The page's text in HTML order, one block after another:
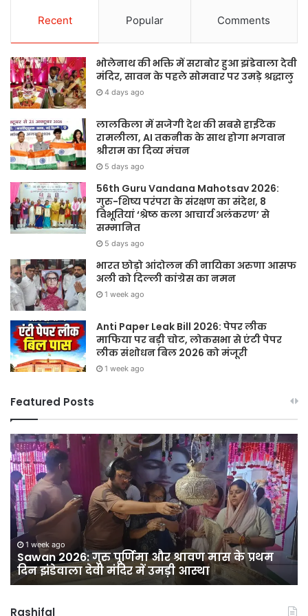
Recent Popular Comments
भोलेनाथ की भक्ति में सराबोर हुआ झंडेवाला देवी
मंदिर, सावन के पहले सोमवार पर उमड़े श्रद्धालु
4 days ago
लालकिला में सजेगी देश की सबसे हाईटेक
रामलीला, AI तकनीक के साथ होगा भगवान
श्रीराम का दिव्य मंचन
5 days ago
56th Guru Vandana Mahotsav 2026:
गुरु-शिष्य परंपरा के संरक्षण का संदेश, 8
विभूतियां ‘श्रेष्ठ कला आचार्य अलंकरण’ से
सम्मानित
5 days ago
भारत छोड़ो आंदोलन की नायिका अरुणा आसफ
अली को दिल्ली कांग्रेस का नमन
1 week ago
Anti Paper Leak Bill 2026: पेपर लीक
माफिया पर बड़ी चोट, लोकसभा से एंटी पेपर
लीक संशोधन बिल 2026 को मंजूरी
1 week ago
Featured Posts
Sawan
2026:
गुरु
पूर्णिमा
और
श्रावण
मास
के
प्रथम
दिन
झंडेवाला
मंदिर
1 week ago
Sawan 2026: गुरु पूर्णिमा और श्रावण मास के प्रथम
दिन झंडेवाला देवी मंदिर में उमड़ी आस्था
हर
Rashifal